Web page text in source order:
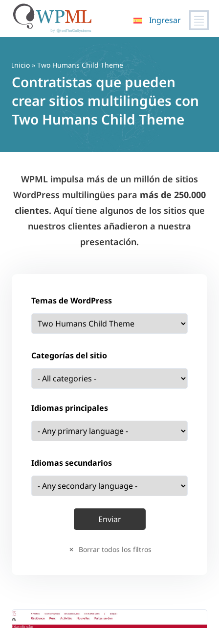
contenido
Ingresar
Inicio » Two Humans Child Theme
Contratistas que pueden
crear sitios multilingües con
Two Humans Child Theme
WPML impulsa más de un millón de sitios
WordPress multilingües para más de 250.000
clientes. Aquí tiene algunos de los sitios que
nuestros clientes añadieron a nuestra
presentación.
Temas de WordPress
Categorías del sitio
Idiomas principales
Idiomas secundarios
Borrar todos los filtros